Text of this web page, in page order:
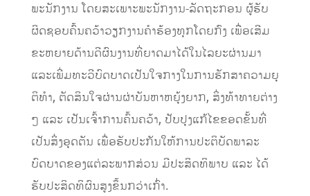
ພະນັກງານ ໂດຍສະເພາະພະນັກງານ-ລັດຖະກອນ ຜູ້ຮັບ
ຜິດຊອບຄົ້ນຄວ້າວຽກງານຄໍາຮ້ອງທຸກໂດຍກົງ ເພື່ອເສີມ
ຂະຫຍາຍດ້ານດີຜົນງານທີ່ຍາດມາໄດ້ໃນໄລຍະຜ່ານມາ
ແລະເພີ່ມທະວີບົດບາດເປັນໃຈກາງໃນການຮັກສາຄວາມຍຸ
ຕິທໍາ, ຕັດສິນໃຈຜ່ານຜ່າບັນຫາຫຍຸ້ງຍາກ, ສິ່ງທ້າທາຍຕ່າງ
ໆ ແລະ ເປັນເຈົ້າການຄົ້ນຄວ້າ, ປັບປຸງແກ້ໄຂຂອດຂັ້ນທີ່
ເປັນສິ່ງອຸດຕັນ ເພື່ອຮັບປະກັນໃຫ້ການປະຕິບັດພາລະ
ບົດບາດຂອງແຕ່ລະພາກສ່ວນ ມີປະສິດທິພາບ ແລະ ໄດ້
ຮັບປະສິດທິຜົນສູງຂຶ້ນກວ່າເກົ່າ.